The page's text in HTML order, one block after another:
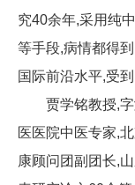
究40余年,采用纯
等手段,病情都得
国际前沿水平,受
贾学铭教授,
医医院中医专家,
康顾问团副团长,